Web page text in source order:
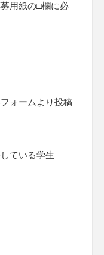
用紙の□欄に必
ォームより投稿
ている学生